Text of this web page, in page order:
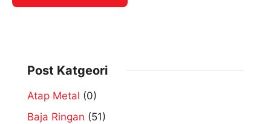
Post Katgeori
Atap Metal (0)
Baja Ringan (51)